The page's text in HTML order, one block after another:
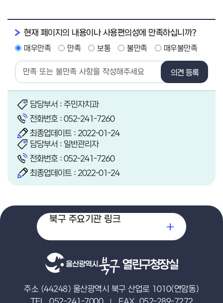
현재 페이지의 내용이나 사용편의성에 만족하십니까?
매우만족 만족 보통 불만족 매우불만족
의견 등록
담당부서 : 주민자치과
전화번호 : 052-241-7260
최종업데이트 : 2022-01-24
담당부서 : 일반관리자
전화번호 : 052-241-7260
최종업데이트 : 2022-01-24
열린구청장실
주소 (44248) 울산광역시 북구 산업로 1010(연암동)
TEL. 052-241-7000
FAX. 052-289-7272
북구 주요기관 링크